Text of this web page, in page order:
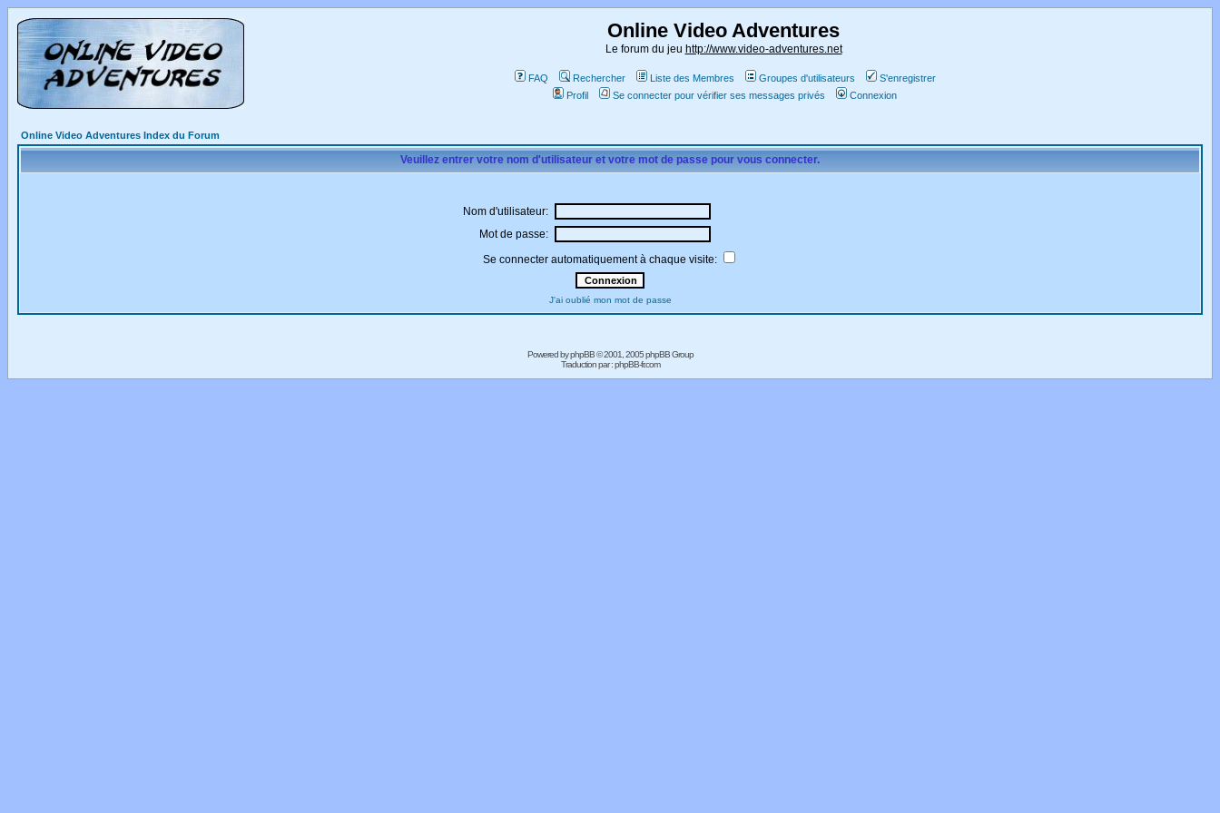
Online Video Adventures
Le forum du jeu http://www.video-adventures.net
FAQ Rechercher Liste des Membres Groupes d'utilisateurs
S'enregistrer
Profil
Se connecter pour vérifier ses messages privés Connexion
Online Video Adventures Index du Forum
Veuillez entrer votre nom d'utilisateur et votre mot de passe pour vous connecter.
Nom d'utilisateur:
Mot de passe:
Se connecter automatiquement à chaque visite:
J'ai oublié mon mot de passe
Powered byphpBB© 2001, 2005 phpBB Group
Traduction par :phpBB-fr.com